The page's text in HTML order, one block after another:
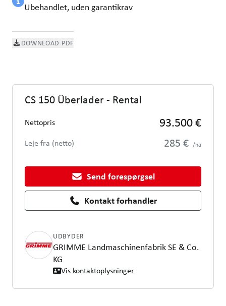
Ubehandlet, uden garantikrav
DOWNLOAD PDF
CS 150 Überlader - Rental
Nettopris 93.500 €
Leje fra (netto) 285 € /ha
Send forespørgsel
Kontakt forhandler
UDBYDER
GRIMME Landmaschinenfabrik SE & Co.
KG
Vis kontaktoplysninger